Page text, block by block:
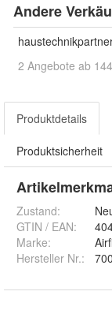
Andere
2 Angebote ab
Produktdetails
Produktsicherheit
Zustand:
GTIN / EAN:
Marke:
Hersteller Nr.: